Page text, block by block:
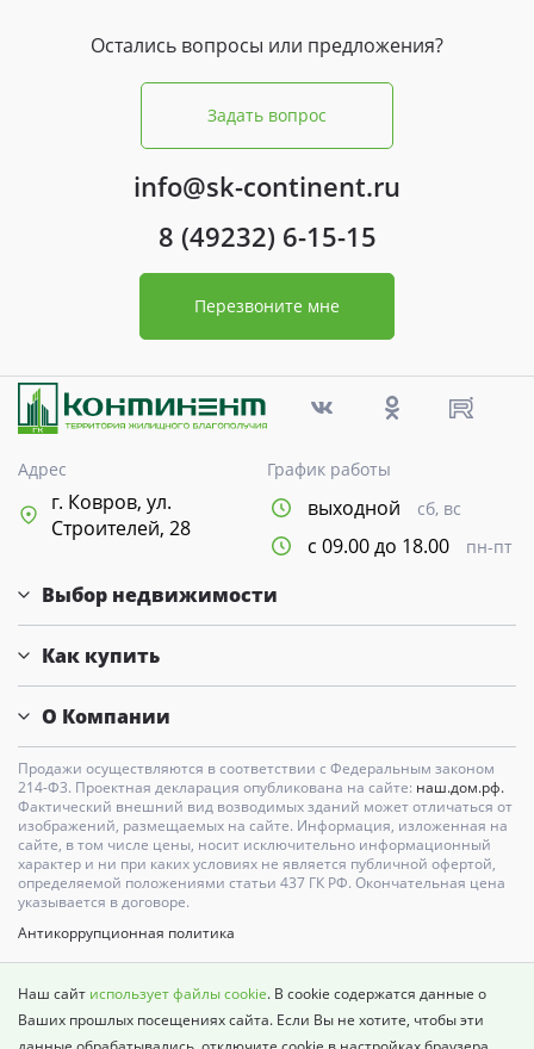
Остались вопросы или предложения?
Задать вопрос
info@sk-continent.ru
8 (49232) 6-15-15
Перезвоните мне
Адрес
г. Ковров, ул.
Строителей, 28
График работы
выходной сб, вс
с 09.00 до 18.00 пн-пт
Выбор недвижимости
Как купить
О Компании
Продажи осуществляются в соответствии с Федеральным законом
214-Ф3. Проектная декларация опубликована на сайте: наш.дом.рф.
Фактический внешний вид возводимых зданий может отличаться от
изображений, размещаемых на сайте. Информация, изложенная на
сайте, в том числе цены, носит исключительно информационный
характер и ни при каких условиях не является публичной офертой,
определяемой положениями статьи 437 ГК РФ. Окончательная цена
указывается в договоре.
Антикоррупционная политика
Политика о недопущении дискриминации
Наш сайт использует файлы cookie. В cookie содержатся данные о
Ваших прошлых посещениях сайта. Если Вы не хотите, чтобы эти